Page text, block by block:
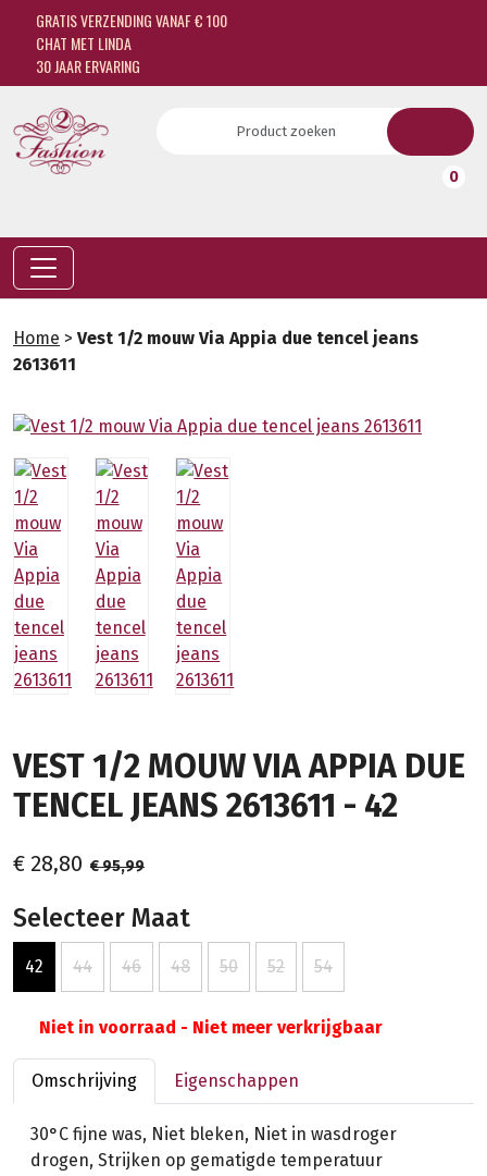
GRATIS VERZENDING VANAF € 100
CHAT MET LINDA
30 JAAR ERVARING
0
Home > Vest 1/2 mouw Via Appia due tencel jeans
2613611
VEST 1/2 MOUW VIA APPIA DUE
TENCEL JEANS 2613611 - 42
€ 28,80 € 95,99
Selecteer Maat
42 44 46 48 50 52 54
Niet in voorraad - Niet meer verkrijgbaar
Omschrijving Eigenschappen
30°C fijne was, Niet bleken, Niet in wasdroger
drogen, Strijken op gematigde temperatuur